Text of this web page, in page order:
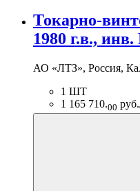
Токарно-
1980 г.в.,
АО «ЛТЗ», Россия,
1 ШТ
1 165 710.00